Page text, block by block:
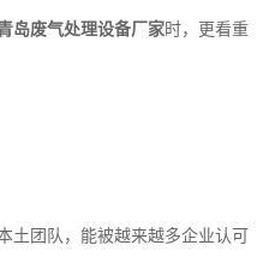
岛废气处理设备厂家时，更看重
土团队，能被越来越多企业认可